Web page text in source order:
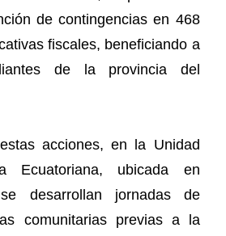
de contingencias en 468
fiscales, beneficiando a
de la provincia del
acciones, en la Unidad
Ecuatoriana, ubicada en
desarrollan jornadas de
comunitarias previas a la